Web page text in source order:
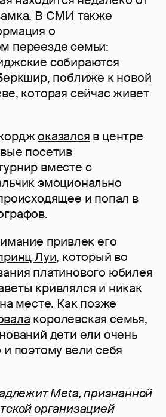
В СМИ также
о
переезде семьи:
собираются
поближе к новой
которая сейчас живет
оказался в центре
посетив
вместе с
эмоционально
и попал в
привлек его
Луи, который во
платинового юбилея
кривлялся и никак
месте. Как позже
королевская семья,
дети ели очень
поэтому вели себя
Meta, признанной
организацией